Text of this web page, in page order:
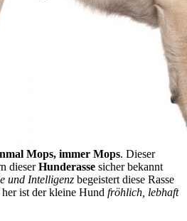
Mops, immer Mops. Dieser
dieserHunderasse sicher bekannt
und Intelligenz begeistert diese Rasse
ist der kleine Hund fröhlich, lebhaft